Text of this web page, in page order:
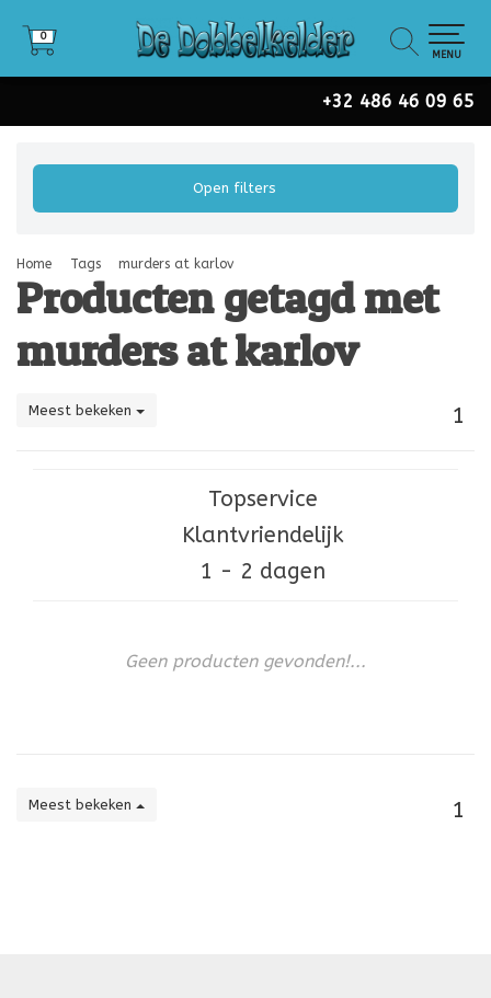
+32 486 46 09 65
0
0
MENU
Open filters
Home Tags murders at karlov
Producten getagd met
murders at karlov
Meest bekeken 1
Topservice
Klantvriendelijk
1 - 2 dagen
Geen producten gevonden!...
Meest bekeken 1